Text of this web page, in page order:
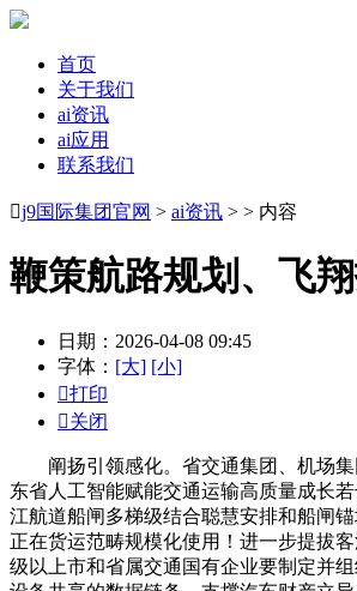
首页
关于我们
ai资讯
ai应用
联系我们
j9国际集团官网 > ai资讯 > > 内容
鞭策航路规划、飞
日期：2026-04-08 09:45
字体： [大] [小]
打印
关闭
阐扬引领感化。省交通集团、机场集
东省人工智能赋能交通运输高质量成长
江航道船闸多梯级结合聪慧安排和船闸
正在货运范畴规模化使用！进一步提拔
级以上市和省属交通国有企业要制定并